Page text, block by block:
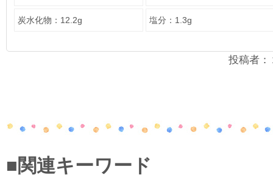
炭水化物：12.2g 塩分：1.3g
投稿者
■関連キーワード